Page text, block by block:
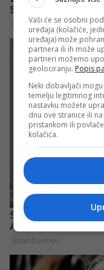
Vaši će se osobni
uređaja (kolačiće,
uređaja) može
partnera ili ih može
partneri možemo
geolociranju. Popis
Neki dobavljači
temelju legitimnog
nastavku možete
dnu ove stranice ili
pristankom ili
kolačića.